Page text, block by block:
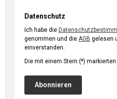
Datenschutz
Ich habe die
genommen und die AGB
einverstanden.
Die mit einem Stern (*)
Abonnieren